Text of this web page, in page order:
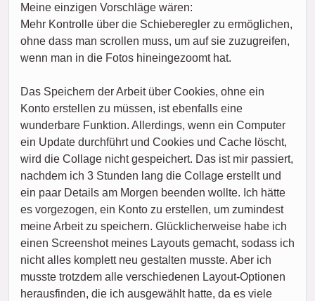
Meine einzigen Vorschläge wären:
Mehr Kontrolle über die Schieberegler zu ermöglichen,
ohne dass man scrollen muss, um auf sie zuzugreifen,
wenn man in die Fotos hineingezoomt hat.
Das Speichern der Arbeit über Cookies, ohne ein
Konto erstellen zu müssen, ist ebenfalls eine
wunderbare Funktion. Allerdings, wenn ein Computer
ein Update durchführt und Cookies und Cache löscht,
wird die Collage nicht gespeichert. Das ist mir passiert,
nachdem ich 3 Stunden lang die Collage erstellt und
ein paar Details am Morgen beenden wollte. Ich hätte
es vorgezogen, ein Konto zu erstellen, um zumindest
meine Arbeit zu speichern. Glücklicherweise habe ich
einen Screenshot meines Layouts gemacht, sodass ich
nicht alles komplett neu gestalten musste. Aber ich
musste trotzdem alle verschiedenen Layout-Optionen
herausfinden, die ich ausgewählt hatte, da es viele